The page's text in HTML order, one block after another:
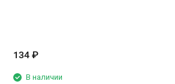
134 ₽
В наличии